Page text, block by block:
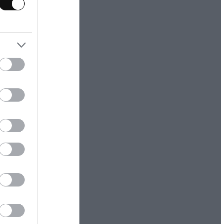
obesidad.
para
además de
aroma a
se
a la
de uno de
de
de